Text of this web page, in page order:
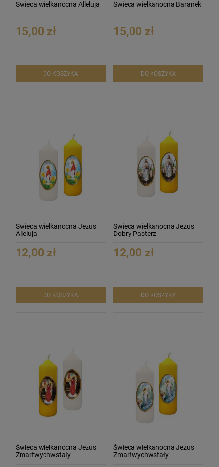
Świeca wielkanocna Alleluja
15,00 zł
DO KOSZYKA
Świeca wielkanocna Baranek
15,00 zł
DO KOSZYKA
Świeca wielkanocna Jezus
Alleluja
12,00 zł
DO KOSZYKA
Świeca wielkanocna Jezus
Dobry Pasterz
12,00 zł
DO KOSZYKA
Świeca wielkanocna Jezus
Zmartwychwstały
Świeca wielkanocna Jezus
Zmartwychwstały